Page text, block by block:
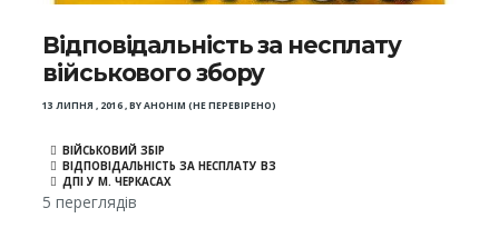
Відповідальність за несплату
військового збору
13 ЛИПНЯ , 2016,BYАНОНІМ (НЕ ПЕРЕВІРЕНО)
ВІЙСЬКОВИЙ ЗБІР
ВІДПОВІДАЛЬНІСТЬ ЗА НЕСПЛАТУ ВЗ
ДПІ У М. ЧЕРКАСАХ
5 переглядів